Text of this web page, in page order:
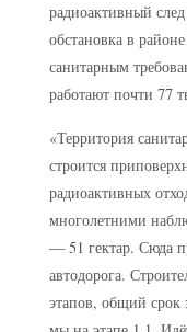
радиоактивный
обстановка в
санитарным
работают почти 77
«Территория
строится
радиоактивных
многолетними
— 51 гектар. Сюда
автодорога.
этапов, общий срок